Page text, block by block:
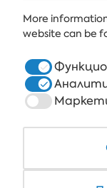
More
website can be